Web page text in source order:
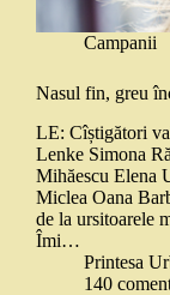
Campanii
Nasul fin, greu
LE: Cîștigători
Lenke Simona
Mihăescu Elena
Miclea Oana
de la ursitoarele
Îmi…
Printesa
140